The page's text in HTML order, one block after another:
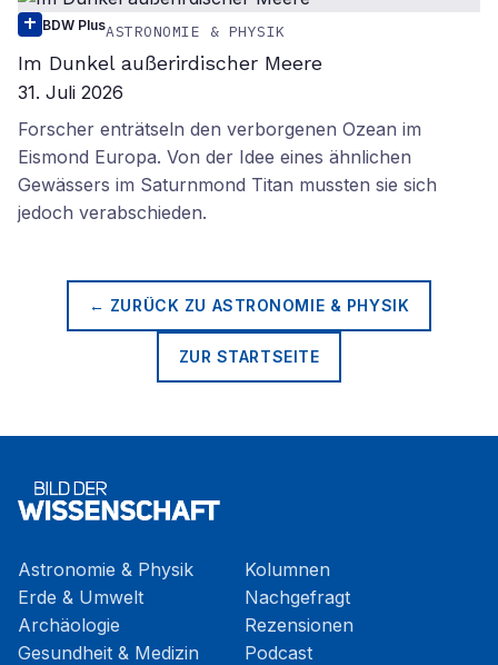
BDW PlusASTRONOMIE & PHYSIK
Im Dunkel außerirdischer Meere
31. Juli 2026
Forscher enträtseln den verborgenen Ozean im
Eismond Europa. Von der Idee eines ähnlichen
Gewässers im Saturnmond Titan mussten sie sich
jedoch verabschieden.
← ZURÜCK ZU ASTRONOMIE & PHYSIK
ZUR STARTSEITE
Astronomie & Physik
Erde & Umwelt
Archäologie
Gesundheit & Medizin
Kolumnen
Nachgefragt
Rezensionen
Podcast